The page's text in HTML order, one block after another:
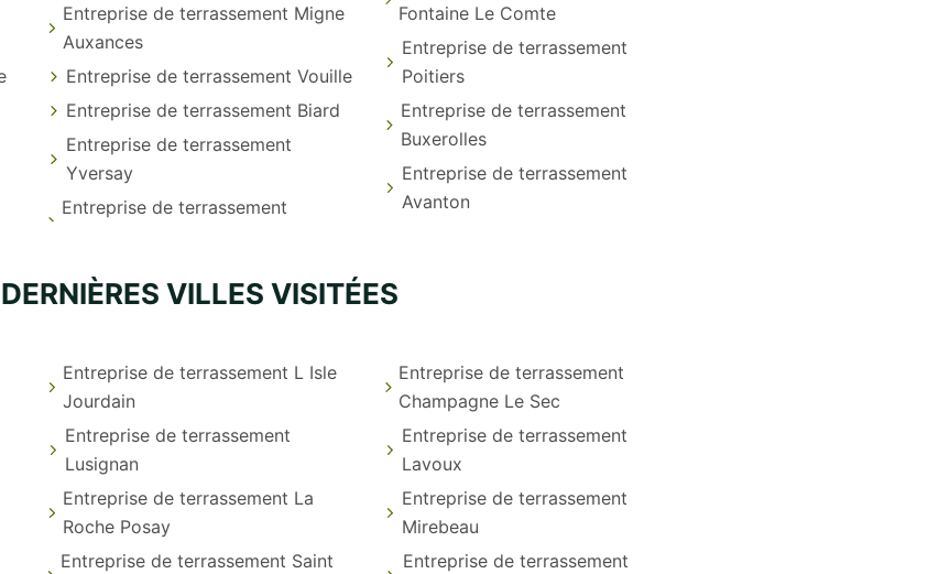
Entreprise de terrassement Migne
Auxances
Entreprise de terrassement Vouille
Entreprise de terrassement Biard
Entreprise de terrassement
Yversay
Entreprise de terrassement
Fontaine Le Comte
Entreprise de terrassement
Poitiers
Entreprise de terrassement
Buxerolles
Entreprise de terrassement
Avanton
DERNIÈRES VILLES VISITÉES
Entreprise de terrassement L Isle
Jourdain
Entreprise de terrassement
Lusignan
Entreprise de terrassement La
Roche Posay
Entreprise de terrassement Saint
Entreprise de terrassement
Champagne Le Sec
Entreprise de terrassement
Lavoux
Entreprise de terrassement
Mirebeau
Entreprise de terrassement